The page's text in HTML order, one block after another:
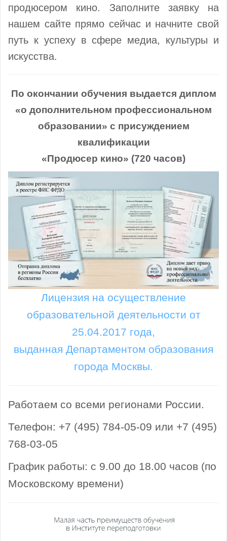
продюсером кино. Заполните заявку на
нашем сайте прямо сейчас и начните свой
путь к успеху в сфере медиа, культуры и
искусства.
По окончании обучения выдается диплом
«о дополнительном профессиональном
образовании» с присуждением
квалификации
«Продюсер кино» (720 часов)
Лицензия на осуществление
образовательной деятельности от
25.04.2017 года,
выданная Департаментом образования
города Москвы.
Работаем со всеми регионами России.
Телефон: +7 (495) 784-05-09 или +7 (495)
768-03-05
График работы: с 9.00 до 18.00 часов (по
Московскому времени)